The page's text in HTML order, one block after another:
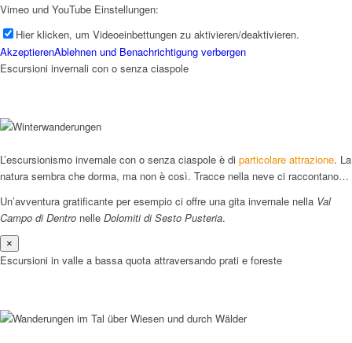
Vimeo und YouTube Einstellungen:
Hier klicken, um Videoeinbettungen zu aktivieren/deaktivieren.
AkzeptierenAblehnen und Benachrichtigung verbergen
Escursioni invernali con o senza ciaspole
L’escursionismo invernale con o senza ciaspole è di particolare attrazione. La
natura sembra che dorma, ma non è così. Tracce nella neve ci raccontano…
Un’avventura gratificante per esempio ci offre una gita invernale nella Val
Campo di Dentro nelle Dolomiti di Sesto Pusteria.
×
Escursioni in valle a bassa quota attraversando prati e foreste